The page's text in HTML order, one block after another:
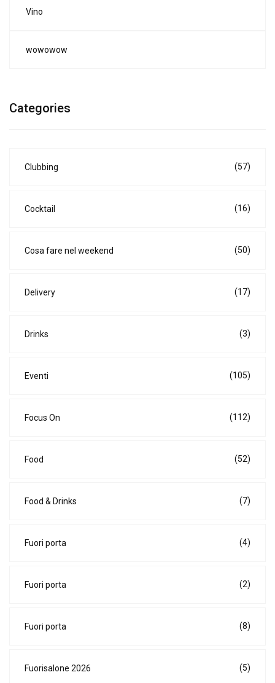
Vino
wowowow
Categories
Clubbing (57)
Cocktail (16)
Cosa fare nel weekend (50)
Delivery (17)
Drinks (3)
Eventi (105)
Focus On (112)
Food (52)
Food & Drinks (7)
Fuori porta (4)
Fuori porta (2)
Fuori porta (8)
Fuorisalone 2026 (5)